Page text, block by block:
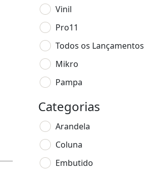
Vinil
Pro11
Todos os Lançamentos
Mikro
Pampa
Categorias
Arandela
Coluna
Embutido